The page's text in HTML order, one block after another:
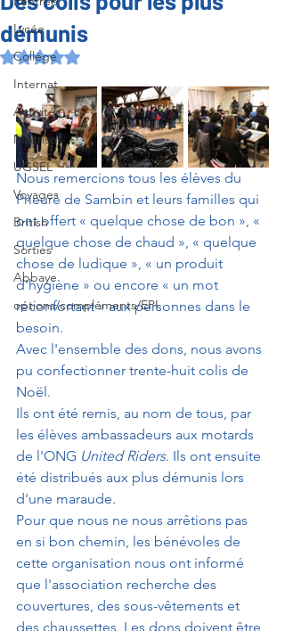
Lycée
Collège
Internat
Activités
Maîtrise
UGSEL
Voyages
British
Sorties
Abbaye
options/compléments/EPI
démunis
Noté NaN étoiles sur 5.
Nous remercions tous les élèves du
Prieuré de Sambin et leurs familles qui
ont offert « quelque chose de bon », «
quelque chose de chaud », « quelque
chose de ludique », « un produit
d'hygiène » ou encore « un mot
réconfortant » aux personnes dans le
besoin.
Avec l'ensemble des dons, nous avons
pu confectionner trente-huit colis de
Noël.
Ils ont été remis, au nom de tous, par
les élèves ambassadeurs aux motards
de l'ONG United Riders. Ils ont ensuite
été distribués aux plus démunis lors
d'une maraude.
Pour que nous ne nous arrêtions pas
en si bon chemin, les bénévoles de
cette organisation nous ont informé
que l'association recherche des
couvertures, des sous-vêtements et
des chaussettes. Les dons doivent être